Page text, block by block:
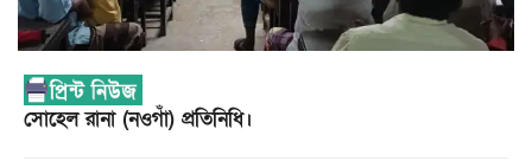
সোহেল রানা (নওগাঁ) প্রতিনিধি।